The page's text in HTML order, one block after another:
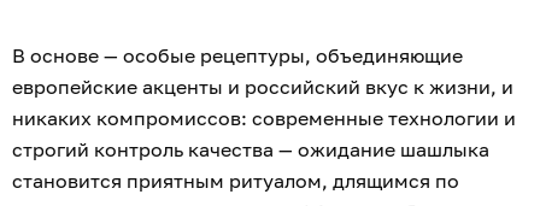
В основе — особые рецептуры, объединяющие
европейские акценты и российский вкус к жизни, и
никаких компромиссов: современные технологии и
строгий контроль качества — ожидание шашлыка
становится приятным ритуалом, длящимся по